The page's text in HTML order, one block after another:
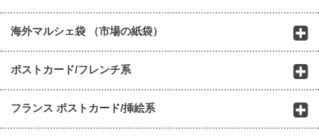
海外マルシェ袋 （市場の紙袋）
ポストカード/フレンチ系
フランス ポストカード/挿絵系